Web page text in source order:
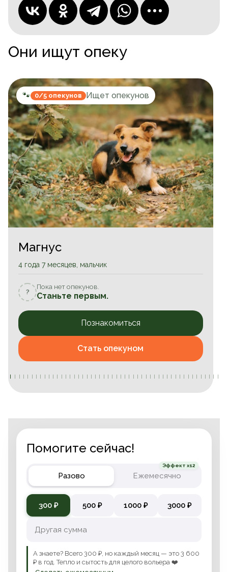
Они ищут опеку
🐾 0/5 опекунов Ищет опекунов
Магнус
4 года 7 месяцев, мальчик
?
Пока нет опекунов.
Станьте первым.
Познакомиться
Стать опекуном
Помогите сейчас!
Разово Ежемесячно
Эффект x12
300 ₽ 500 ₽ 1000 ₽ 3000 ₽
А знаете? Всего 300 ₽, но каждый месяц — это 3 600
₽ в год. Тепло и сытость для целого вольера ❤️